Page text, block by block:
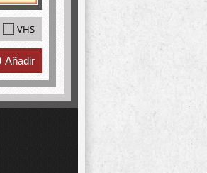
VHS
Añadir